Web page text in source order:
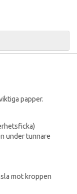
papper.
under tunnare
mot kroppen